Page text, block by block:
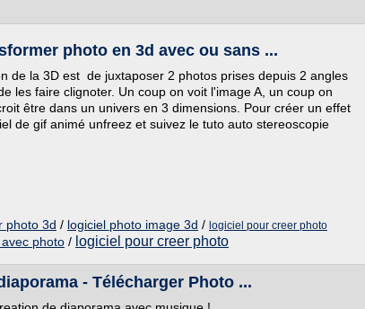
photo en 3d avec ou sans ...
de la 3D est de juxtaposer 2 photos prises depuis 2 angles
les faire clignoter. Un coup on voit l'image A, un coup on
être dans un univers en 3 dimensions. Pour créer un effet
de gif animé unfreez et suivez le tuto auto stereoscopie
photo 3d / logiciel photo image 3d / logiciel pour creer photo
photo / logiciel pour creer photo
- Télécharger Photo ...